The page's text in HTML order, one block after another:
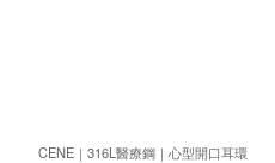
CENE｜316L醫療鋼｜心型開口耳環